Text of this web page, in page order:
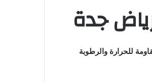
جدة
للحرارة والرطوبة